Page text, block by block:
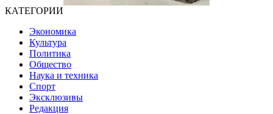
КАТЕГОРИИ
Экономика
Культура
Политика
Общество
Наука и техника
Спорт
Эксклюзивы
Редакция